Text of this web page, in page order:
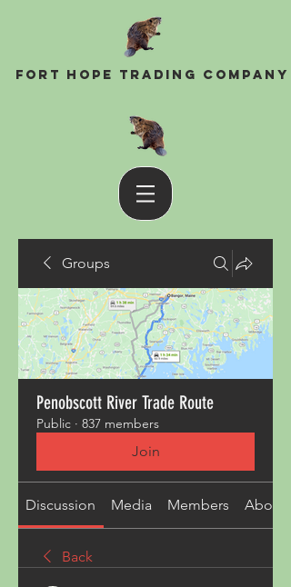
Fort Hope Trading Company
Groups
Penobscott River Trade Route
Public · 837 members
Join
Discussion Media Members About
Back